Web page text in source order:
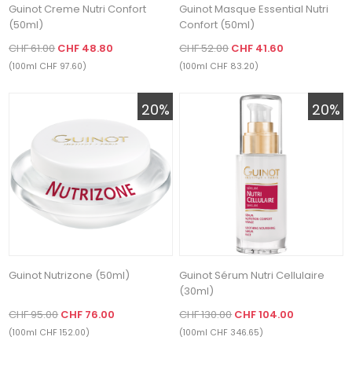
Guinot Creme Nutri Confort
(50ml)
CHF 61.00 CHF 48.80
(100ml CHF 97.60)
Guinot Masque Essential Nutri
Confort (50ml)
CHF 52.00CHF 41.60
(100ml CHF 83.20)
20%
Guinot Nutrizone (50ml)
CHF 95.00 CHF 76.00
(100ml CHF 152.00)
20%
Guinot Sérum Nutri Cellulaire
(30ml)
CHF 130.00CHF 104.00
(100ml CHF 346.65)